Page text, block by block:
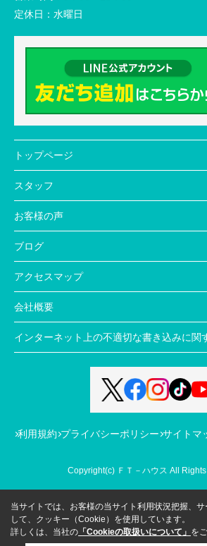
定休日： 水曜日
トップページ
スタッフ
お客様の声
ブログ
アクセスマップ
会社概要
インターネット上の不適切な書き込みに関
利用規約 プライバシーポリシー サイトマ
Copyright(c) ＦＴ－ハウス All Rights
当サイトでは、お客様の当サイト利用状況把握、
して、クッキー（Cookie）を使用しています。
詳しくは、当社の 「Cookieの取扱いについて」 を